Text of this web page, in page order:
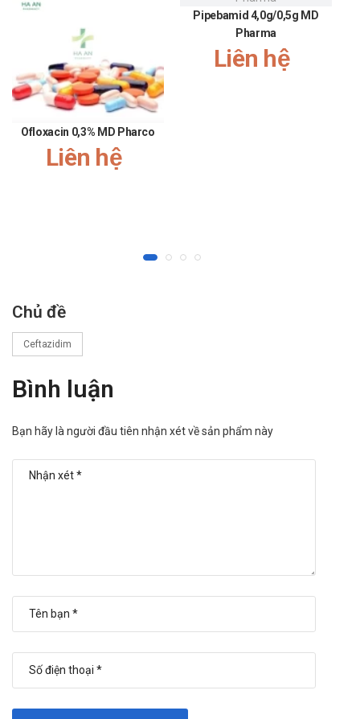
Ofloxacin 0,3% MD Pharco
Liên hệ
Pipebamid 4,0g/0,5g MD
Pharma
Liên hệ
Chủ đề
Ceftazidim
Bình luận
Bạn hãy là người đầu tiên nhận xét về sản phẩm này